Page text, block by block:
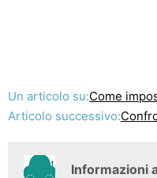
Un articolo su:Come
Articolo successivo:
Informazioni